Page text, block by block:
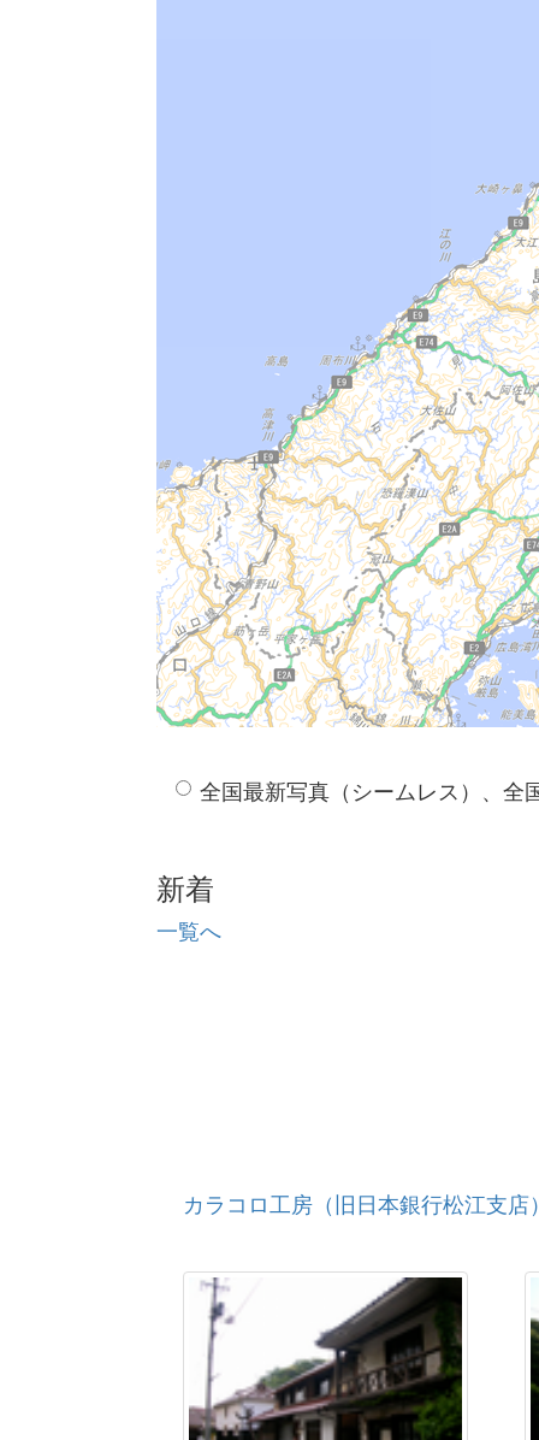
全国最新写真（シームレス）、全
新着
一覧へ
カラコロ工房（旧日本銀行松江支店